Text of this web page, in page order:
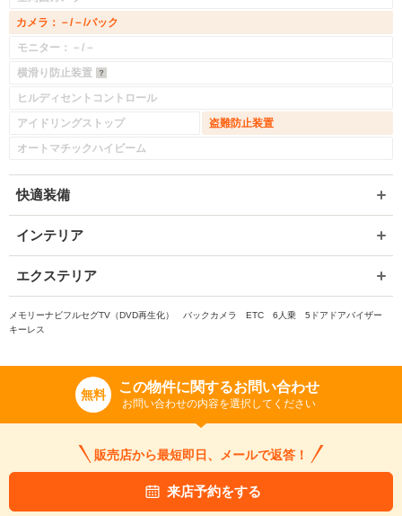
カメラ：－/－/バック
モニター：－/－
横滑り防止装置
ヒルディセントコントロール
アイドリングストップ
盗難防止装置
オートマチックハイビーム
快適装備
インテリア
エクステリア
メモリーナビフルセグTV（DVD再生化） バックカメラ ETC 6人乗 5ドアドアバイザー
キーレス
無料 この物件に関するお問い合わせ
お問い合わせの内容を選択してください
販売店から最短即日、メールで返答！
来店予約をする